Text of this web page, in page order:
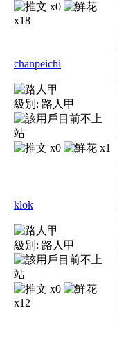
x0
x18
chanpeichi
級別: 路人甲
x0 x1
klok
級別: 路人甲
x0
x12